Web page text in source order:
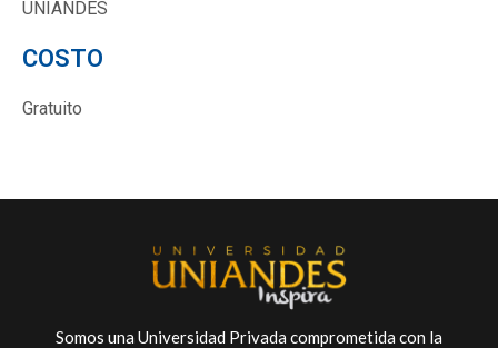
UNIANDES
COSTO
Gratuito
Somos una Universidad Privada comprometida con la